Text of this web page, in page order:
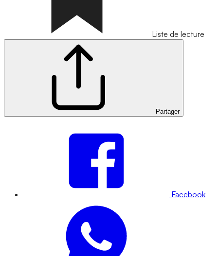
Liste de lecture
Partager
Facebook